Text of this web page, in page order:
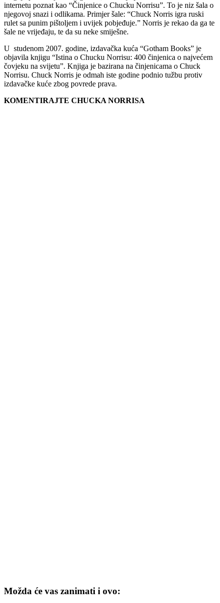
internetu poznat kao “Činjenice o Chucku Norrisu”. To je niz šala o
njegovoj snazi i odlikama. Primjer šale: “Chuck Norris igra ruski
rulet sa punim pištoljem i uvijek pobjeđuje.” Norris je rekao da ga te
šale ne vrijeđaju, te da su neke smiješne.
U studenom 2007. godine, izdavačka kuća “Gotham Books” je
objavila knjigu “Istina o Chucku Norrisu: 400 činjenica o najvećem
čovjeku na svijetu”. Knjiga je bazirana na činjenicama o Chuck
Norrisu. Chuck Norris je odmah iste godine podnio tužbu protiv
izdavačke kuće zbog povrede prava.
KOMENTIRAJTE CHUCKA NORRISA
Možda će vas zanimati i ovo: